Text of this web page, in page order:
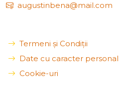
augustinbena@mail.com
Termeni și Condiții
Date cu caracter personal
Cookie-uri